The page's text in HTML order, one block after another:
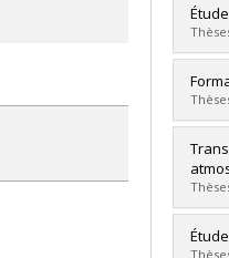
Cycle
Cycle
Lien
Cycle